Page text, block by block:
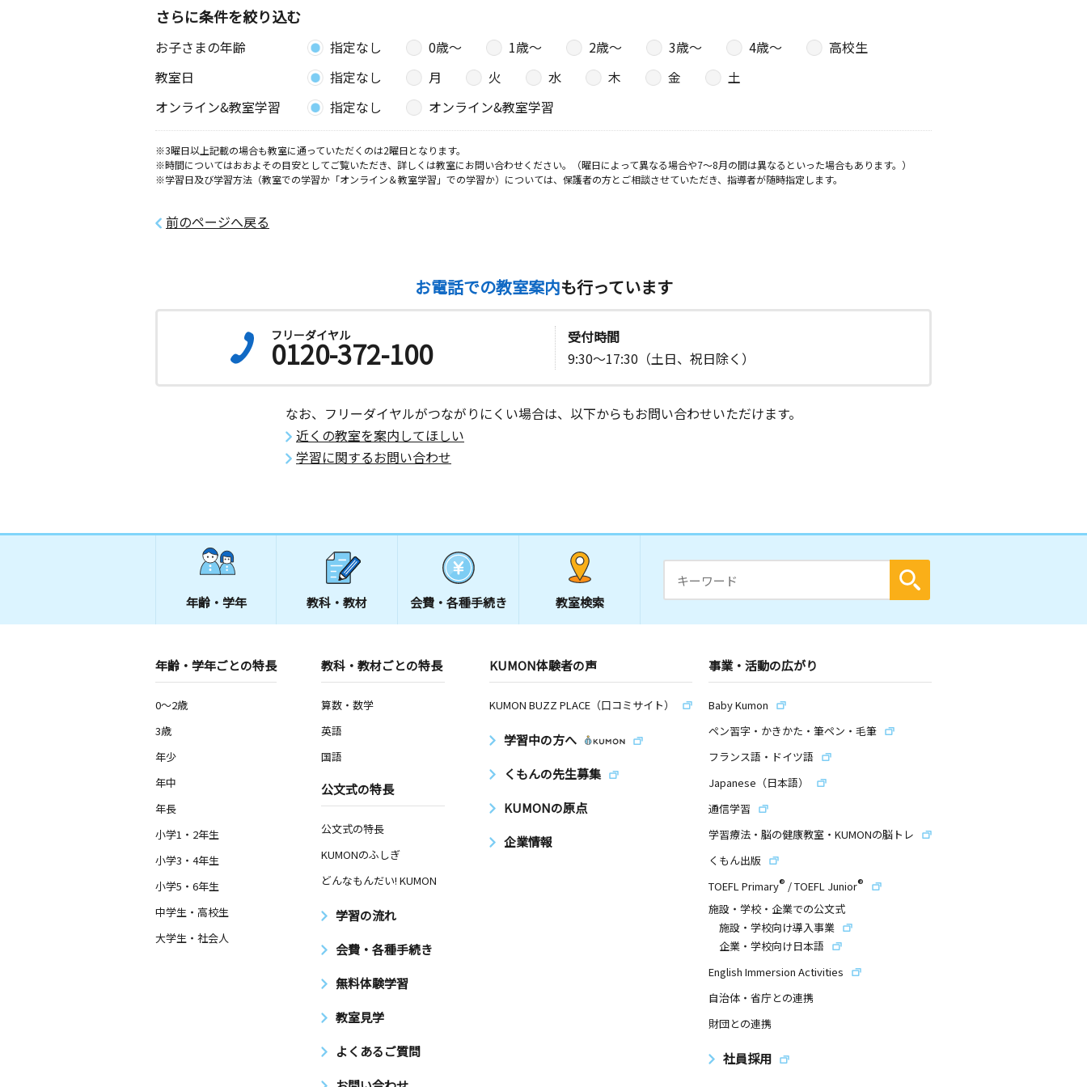
さらに条件を絞り込む
お子さまの年齢 指定なし 0歳〜 1歳〜 2歳〜 3歳〜 4歳〜
高校生
教室日
指定なし 月 火 水 木 金
土
オンライン&教室学習
指定なし オンライン&教室学習
※3曜日以上記載の場合も教室に通っていただくのは2曜日となります。
※時間についてはおおよその目安としてご覧いただき、詳しくは教室にお問い合わせください。（曜日によって異なる場合や7～8月の間は異なるといった場合もあります。）
※学習日及び学習方法（教室での学習か「オンライン＆教室学習」での学習か）については、保護者の方とご相談させていただき、指導者が随時指定します。
前のページへ戻る
お電話での教室案内も行っています
フリーダイヤル
0120-372-100
受付時間
9:30～17:30（土日、祝日除く）
なお、フリーダイヤルがつながりにくい場合は、以下からもお問い合わせいただけます。
近くの教室を案内してほしい
学習に関するお問い合わせ
年齢・学年 教科・教材 会費・ 各種手続き 教室検索
年齢・学年ごとの特長
0～2歳
3歳
年少
年中
年長
小学1・2年生
小学3・4年生
小学5・6年生
中学生・高校生
大学生・社会人
教科・教材ごとの特長
算数・数学
英語
国語
公文式の特長
公文式の特長
KUMONのふしぎ
どんなもんだい! KUMON
学習の流れ
会費・各種手続き
無料体験学習
教室見学
よくあるご質問
KUMON体験者の声
KUMON BUZZ PLACE（口コミサイト）
学習中の方へ
くもんの先生募集
KUMONの原点
企業情報
事業・活動の広がり
Baby Kumon
ペン習字・かきかた・筆ペン・毛筆
フランス語・ドイツ語
Japanese（日本語）
通信学習
学習療法・脳の健康教室・KUMONの脳トレ
くもん出版
TOEFL Primary® /TOEFL Junior®
施設・学校・企業での公文式
施設・学校向け導入事業
企業・学校向け日本語
English Immersion Activities
自治体・省庁との連携
財団との連携
社員採用